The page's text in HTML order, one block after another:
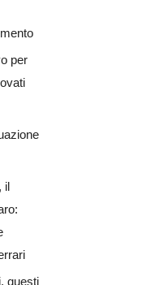
per
il
questi